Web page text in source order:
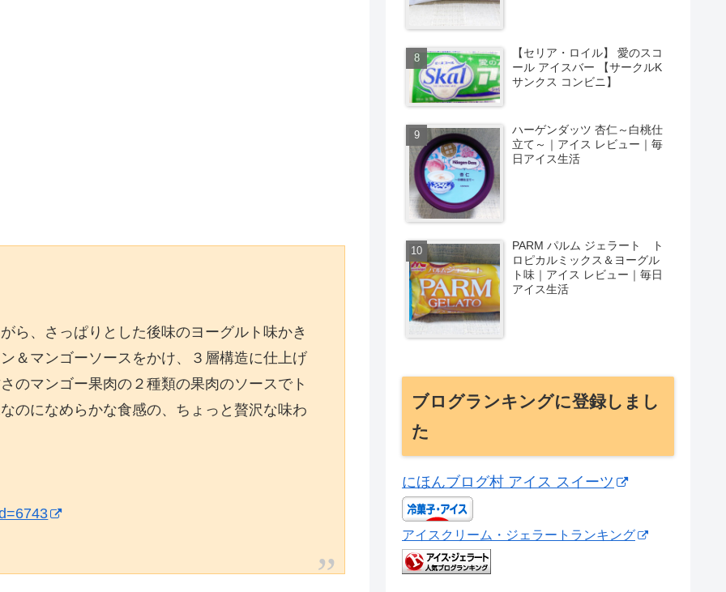
ら、さっぱりとした後味のヨーグルト味かき
＆マンゴーソースをかけ、３層構造に仕上げ
のマンゴー果肉の２種類の果肉のソースでト
のになめらかな食感の、ちょっと贅沢な味わ
【セリア・ロイル】 愛のスコ
ール アイスバー 【サークルK
サンクス コンビニ】
ハーゲンダッツ 杏仁～白桃仕
立て～｜アイス レビュー｜毎
日アイス生活
PARM パルム ジェラート ト
ロピカルミックス＆ヨーグル
ト味｜アイス レビュー｜毎日
アイス生活
ブログランキングに登録しまし
た
にほんブログ村 アイス スイーツ
アイスクリーム・ジェラートランキング